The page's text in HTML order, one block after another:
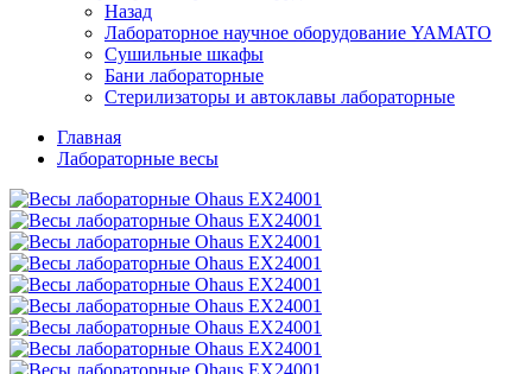
Назад
Лабораторное научное оборудование YAMATO
Сушильные шкафы
Бани лабораторные
Стерилизаторы и автоклавы лабораторные
Главная
Лабораторные весы